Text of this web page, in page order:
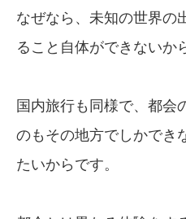
なぜなら、未知の世界の
ること自体ができないか
国内旅行も同様で、都会
のもその地方でしかでき
たいからです。